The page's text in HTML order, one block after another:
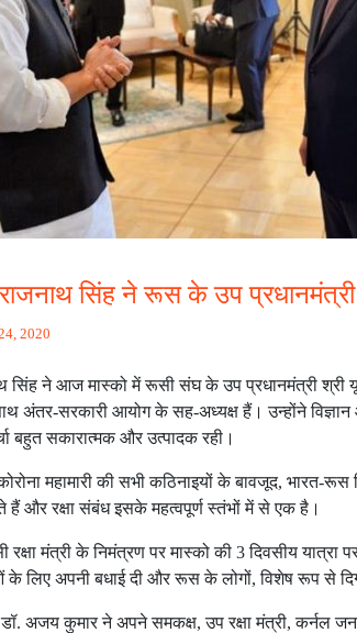
राजनाथ सिंह ने रूस के उप
2020
सिंह ने आज मास्को में रूसी संघ के उप प्रधानमंत्री श्री
अंतर-सरकारी आयोग के सह-अध्यक्ष हैं। उन्होंने विज्ञान
बहुत सकारात्मक और उत्पादक रही।
महामारी की सभी कठिनाइयों के बावजूद, भारत-
हैं और रक्षा संबंध इसके महत्वपूर्ण स्तंभों में से एक है।
मंत्री के निमंत्रण पर मास्को की 3 दिवसीय यात्रा
लिए अपनी बधाई दी और रूस के लोगों, विशेष रूप से
अजय कुमार ने अपने समकक्ष, उप रक्षा मंत्री, कर्नल